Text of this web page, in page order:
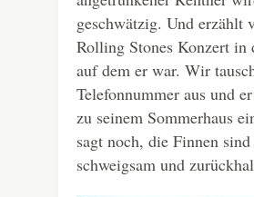
geschwätzig. Und erzählt
Rolling Stones Konzert in
auf dem er war. Wir
Telefonnummer aus und
zu seinem Sommerhaus
sagt noch, die Finnen sind
schweigsam und